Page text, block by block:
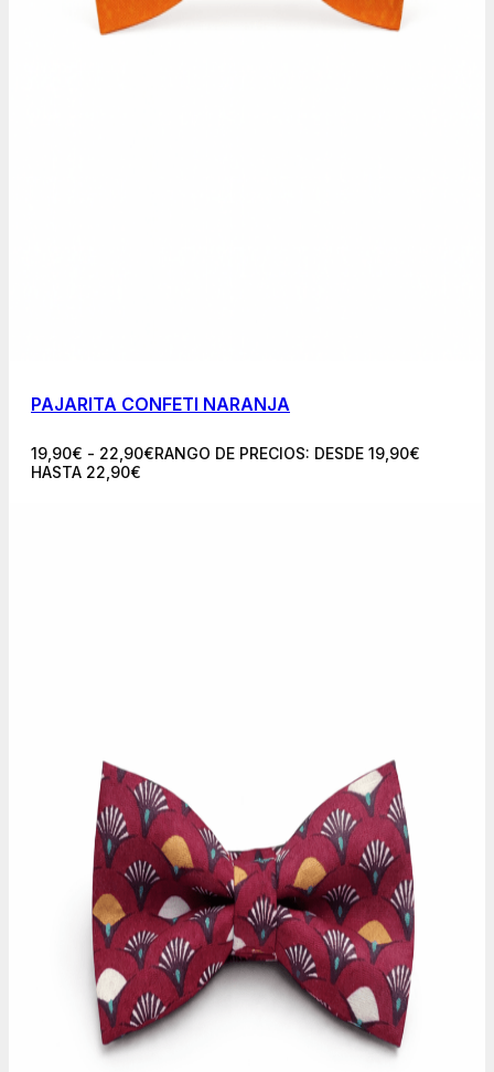
PAJARITA CONFETI NARANJA
19,90€ - 22,90€RANGO DE PRECIOS: DESDE 19,90€
HASTA 22,90€